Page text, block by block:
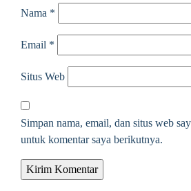
Nama *
Email *
Situs Web
Simpan nama, email, dan situs web
untuk komentar saya berikutnya.